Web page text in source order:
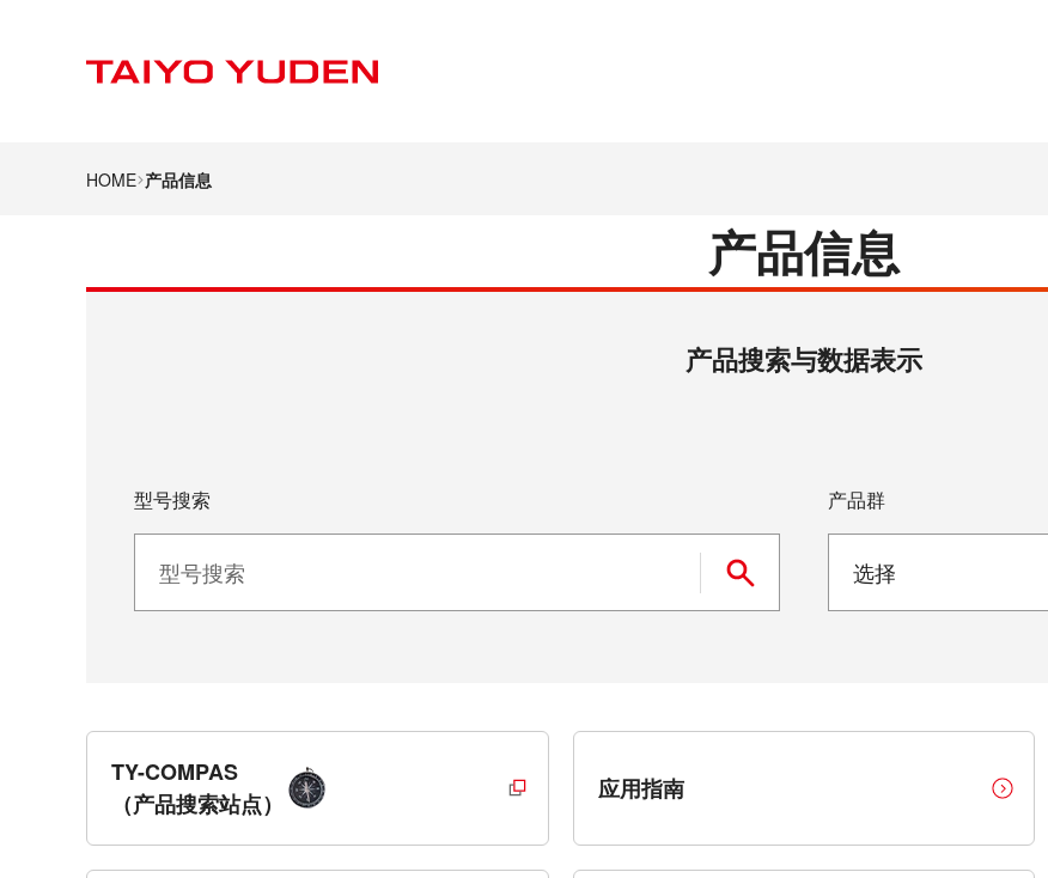
HOME 产品信息
产品信息
产品搜索与数据表示
型号搜索
型号搜索
产品群
TY-COMPAS
（产品搜索站点）
应用指南